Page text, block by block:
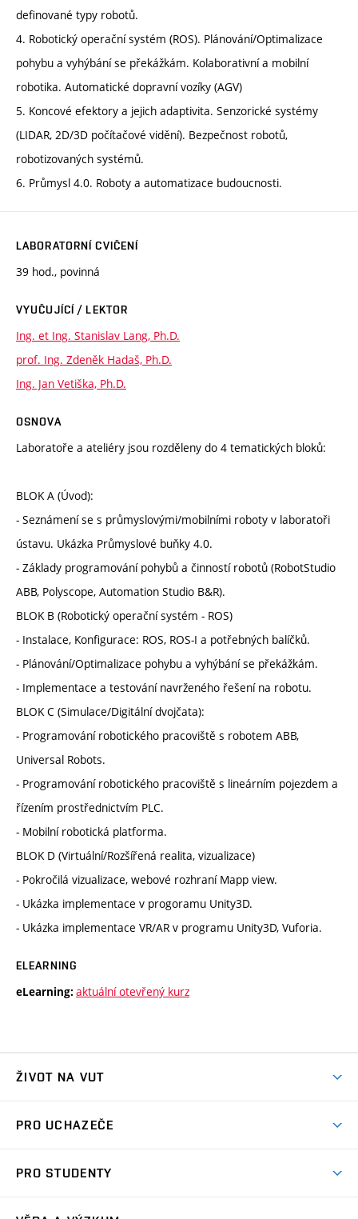
definované typy robotů.
4. Robotický operační systém (ROS). Plánování/Optimalizace
pohybu a vyhýbání se překážkám. Kolaborativní a mobilní
robotika. Automatické dopravní vozíky (AGV)
5. Koncové efektory a jejich adaptivita. Senzorické systémy
(LIDAR, 2D/3D počítačové vidění). Bezpečnost robotů,
robotizovaných systémů.
6. Průmysl 4.0. Roboty a automatizace budoucnosti.
LABORATORNÍ CVIČENÍ
39 hod., povinná
VYUČUJÍCÍ / LEKTOR
Ing. et Ing. Stanislav Lang, Ph.D.
prof. Ing. Zdeněk Hadaš, Ph.D.
Ing. Jan Vetiška, Ph.D.
OSNOVA
Laboratoře a ateliéry jsou rozděleny do 4 tematických bloků:
BLOK A (Úvod):
- Seznámení se s průmyslovými/mobilními roboty v laboratoři
ústavu. Ukázka Průmyslové buňky 4.0.
- Základy programování pohybů a činností robotů (RobotStudio
ABB, Polyscope, Automation Studio B&R).
BLOK B (Robotický operační systém - ROS)
- Instalace, Konfigurace: ROS, ROS-I a potřebných balíčků.
- Plánování/Optimalizace pohybu a vyhýbání se překážkám.
- Implementace a testování navrženého řešení na robotu.
BLOK C (Simulace/Digitální dvojčata):
- Programování robotického pracoviště s robotem ABB,
Universal Robots.
- Programování robotického pracoviště s lineárním pojezdem a
řízením prostřednictvím PLC.
- Mobilní robotická platforma.
BLOK D (Virtuální/Rozšířená realita, vizualizace)
- Pokročilá vizualizace, webové rozhraní Mapp view.
- Ukázka implementace v progoramu Unity3D.
- Ukázka implementace VR/AR v programu Unity3D, Vuforia.
ELEARNING
eLearning: aktuální otevřený kurz
ŽIVOT NA VUT
Koleje
PRO UCHAZEČE
Dny otevřených dveří
PRO STUDENTY